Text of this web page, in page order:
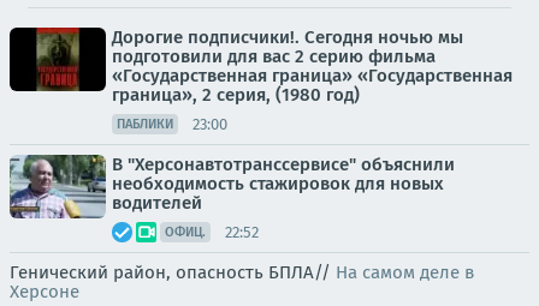
Дорогие подписчики!. Сегодня ночью мы
подготовили для вас 2 серию фильма
«Государственная граница» «Государственная
граница», 2 серия, (1980 год)
ПАБЛИКИ 23:00
В "Херсонавтотранссервисе" объяснили
необходимость стажировок для новых
водителей
ОФИЦ. 22:52
Генический район, опасность БПЛА// На самом деле в
Херсоне